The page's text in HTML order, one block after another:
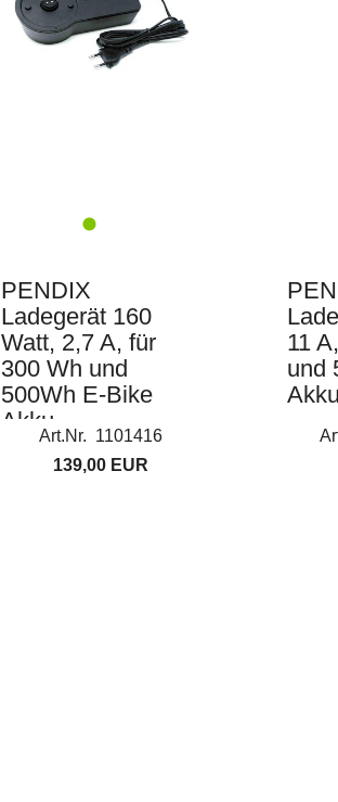
PENDIX
Ladegerät 160
Watt, 2,7 A, für
300 Wh und
500Wh E-Bike
Akku
Art.Nr. 1101416
139,00 EUR
11
und
Akku